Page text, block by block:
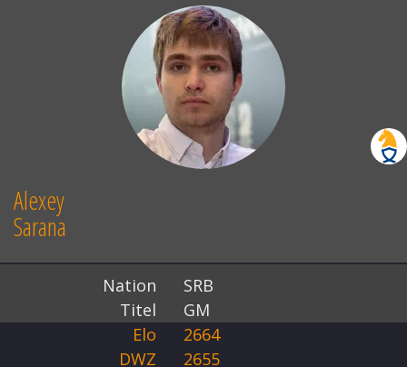
Alexey
Sarana
Nation
SRB
Titel
GM
Elo
2664
DWZ
2655